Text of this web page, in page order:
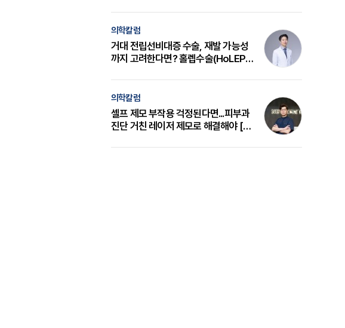
의학칼럼
거대 전립선비대증 수술, 재발 가능성
까지 고려한다면? 홀렙수술(HoLEP)
의학칼럼
셀프 제모 부작용 걱정된다면...피부과
진단 거친 레이저 제모로 해결해야 [변